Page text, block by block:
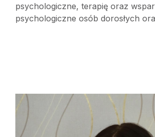
psychologiczne, terapię oraz
psychologiczne osób dorosłych